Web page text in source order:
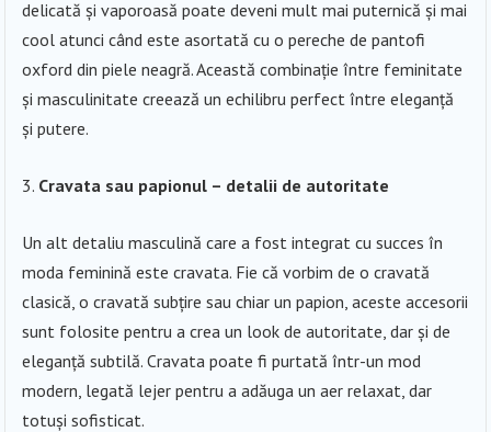
delicată și vaporoasă poate deveni mult mai puternică și mai
cool atunci când este asortată cu o pereche de pantofi
oxford din piele neagră. Această combinație între feminitate
și masculinitate creează un echilibru perfect între eleganță
și putere.
Cravata sau papionul – detalii de autoritate
Un alt detaliu masculină care a fost integrat cu succes în
moda feminină este cravata. Fie că vorbim de o cravată
clasică, o cravată subțire sau chiar un papion, aceste accesorii
sunt folosite pentru a crea un look de autoritate, dar și de
eleganță subtilă. Cravata poate fi purtată într-un mod
modern, legată lejer pentru a adăuga un aer relaxat, dar
totuși sofisticat.